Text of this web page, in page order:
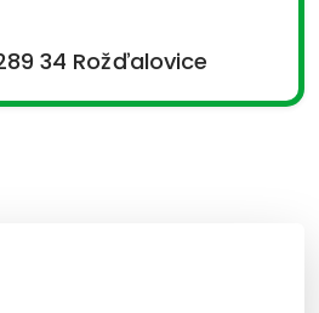
34 Rožďalovice